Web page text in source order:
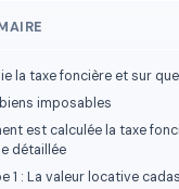
la taxe foncière et sur
imposables
est calculée la taxe
détaillée
1 : La valeur locative